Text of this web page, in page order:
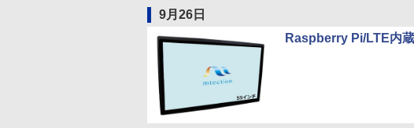
9月26日
Raspberry Pi/LTE内